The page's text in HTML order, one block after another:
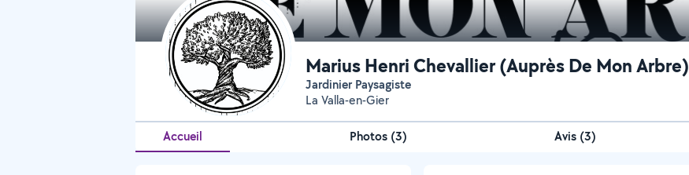
Marius Henri Chevallier (Auprès De Mon Arbre)
Jardinier Paysagiste
La Valla-en-Gier
Accueil Photos (3) Avis (3)